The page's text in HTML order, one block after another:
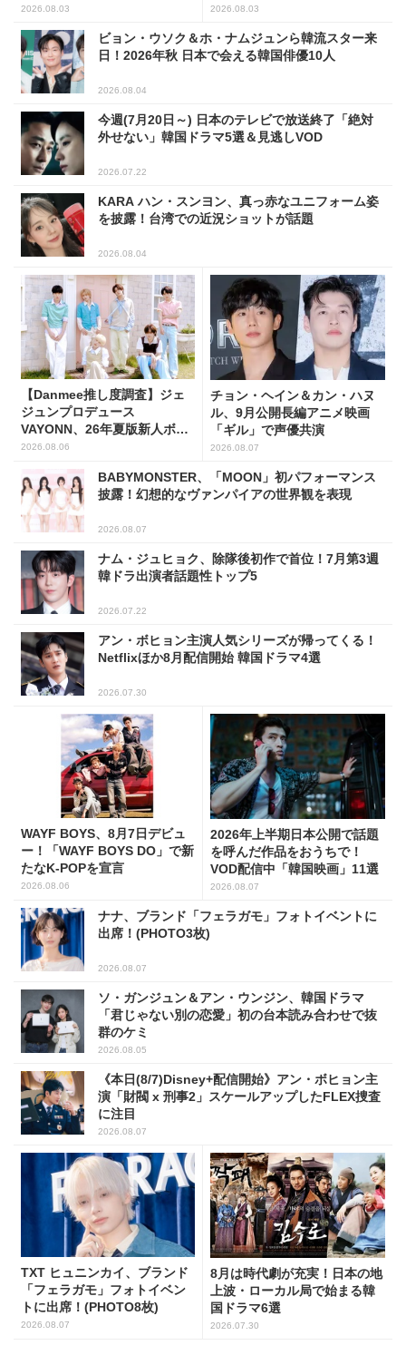
2026.08.03
ル公開
2026.08.03
ビョン・ウソク＆ホ・ナムジュンら韓流スター来
日！2026年秋 日本で会える韓国俳優10人
2026.08.04
今週(7月20日～) 日本のテレビで放送終了「絶対
外せない」韓国ドラマ5選＆見逃しVOD
2026.07.22
KARA ハン・スンヨン、真っ赤なユニフォーム姿
を披露！台湾での近況ショットが話題
2026.08.04
【Danmee推し度調査】ジェ
ジュンプロデュース
VAYONN、26年夏版新人ボー
イズグループ人気No.1に
2026.08.06
チョン・ヘイン＆カン・ハヌ
ル、9月公開長編アニメ映画
「ギル」で声優共演
2026.08.07
BABYMONSTER、「MOON」初パフォーマンス
披露！幻想的なヴァンパイアの世界観を表現
2026.08.07
ナム・ジュヒョク、除隊後初作で首位！7月第3週
韓ドラ出演者話題性トップ5
2026.07.22
アン・ボヒョン主演人気シリーズが帰ってくる！
Netflixほか8月配信開始 韓国ドラマ4選
2026.07.30
WAYF BOYS、8月7日デビュ
ー！「WAYF BOYS DO」で新
たなK-POPを宣言
2026.08.06
2026年上半期日本公開で話題
を呼んだ作品をおうちで！
VOD配信中「韓国映画」11選
2026.08.07
ナナ、ブランド「フェラガモ」フォトイベントに
出席！(PHOTO3枚)
2026.08.07
ソ・ガンジュン＆アン・ウンジン、韓国ドラマ
「君じゃない別の恋愛」初の台本読み合わせで抜
群のケミ
2026.08.05
《本日(8/7)Disney+配信開始》アン・ボヒョン主
演「財閥 x 刑事2」スケールアップしたFLEX捜査
に注目
2026.08.07
TXT ヒュニンカイ、ブランド
「フェラガモ」フォトイベン
トに出席！(PHOTO8枚)
2026.08.07
8月は時代劇が充実！日本の地
上波・ローカル局で始まる韓
国ドラマ6選
2026.07.30